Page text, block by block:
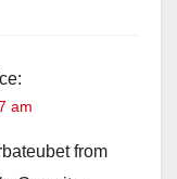
am
from